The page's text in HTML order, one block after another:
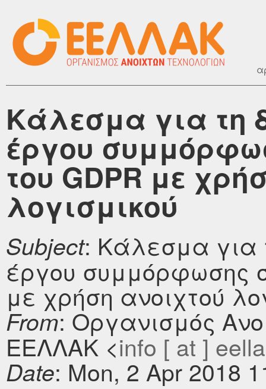
Κάλεσμα για τη
έργου
του GDPR με
λογισμικού
Subject: Κάλεσμα για
έργου συμμόρφωσης
με χρήση ανοιχτού
From: Οργανισμός
ΕΕΛΛΑΚ <info [ at ]
Date: Mon, 2 Apr 2018